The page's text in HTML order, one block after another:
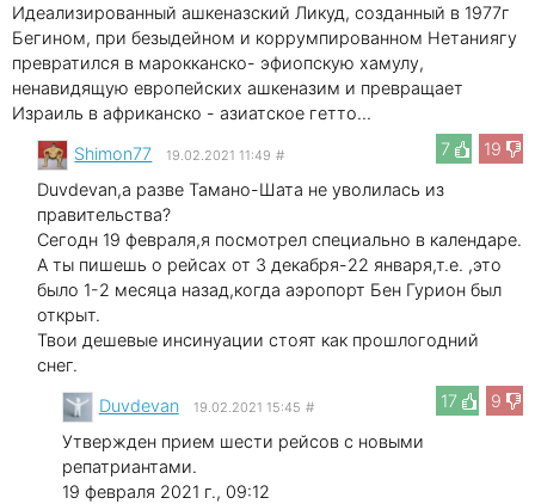
Идеализированный ашкеназский Ликуд, созданный в 1977г
Бегином, при безыдейном и коррумпированном Нетаниягу
превратился в марокканско- эфиопскую хамулу,
ненавидящую европейских ашкеназим и превращает
Израиль в африканско - азиатское гетто...
7
19
Shimon77 19.02.2021 11:49 #
Duvdevan,а разве Тамано-Шата не уволилась из
правительства?
Сегодн 19 февраля,я посмотрел специально в календаре.
А ты пишешь о рейсах от 3 декабря-22 января,т.е. ,это
было 1-2 месяца назад,когда аэропорт Бен Гурион был
открыт.
Твои дешевые инсинуации стоят как прошлогодний
снег.
17
9
Duvdevan 19.02.2021 15:45 #
Утвержден прием шести рейсов с новыми
репатриантами.
19 февраля 2021 г., 09:12